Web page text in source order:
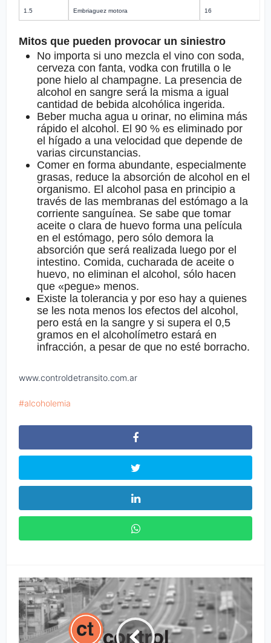
1.5 Embriaguez motora 16
Mitos que pueden provocar un siniestro
No importa si uno mezcla el vino con soda,
cerveza con fanta, vodka con frutilla o le
pone hielo al champagne. La presencia de
alcohol en sangre será la misma a igual
cantidad de bebida alcohólica ingerida.
Beber mucha agua u orinar, no elimina más
rápido el alcohol. El 90 % es eliminado por
el hígado a una velocidad que depende de
varias circunstancias.
Comer en forma abundante, especialmente
grasas, reduce la absorción de alcohol en el
organismo. El alcohol pasa en principio a
través de las membranas del estómago a la
corriente sanguínea. Se sabe que tomar
aceite o clara de huevo forma una película
en el estómago, pero sólo demora la
absorción que será realizada luego por el
intestino. Comida, cucharada de aceite o
huevo, no eliminan el alcohol, sólo hacen
que «pegue» menos.
Existe la tolerancia y por eso hay a quienes
se les nota menos los efectos del alcohol,
pero está en la sangre y si supera el 0,5
gramos en el alcoholímetro estará en
infracción, a pesar de que no esté borracho.
www.controldetransito.com.ar
alcoholemia